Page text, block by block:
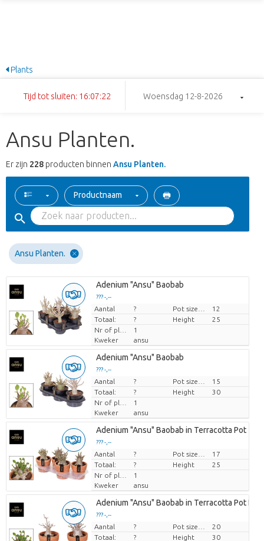
Plants
Tijd tot sluiten: 16:07:21 Woensdag 12-8-2026
Ansu Planten.
Er zijn 228 producten binnen Ansu Planten.
Productnaam
Ansu Planten.
Adenium "Ansu" Baobab
??? -,--
Prijs per stuk
Aantal ?
12
Totaal:
? Height
25
1
Kweker
ansu
Adenium "Ansu" Baobab
??? -,--
Prijs per stuk
Aantal ?
15
Totaal:
? Height
30
1
Kweker
ansu
Adenium "Ansu" Baobab in Terracotta Pot
??? -,--
Prijs per stuk
Aantal ?
17
Totaal:
? Height
25
1
Kweker
ansu
Adenium "Ansu" Baobab in Terracotta Pot
??? -,--
Prijs per stuk
Aantal ?
20
Totaal:
? Height
30